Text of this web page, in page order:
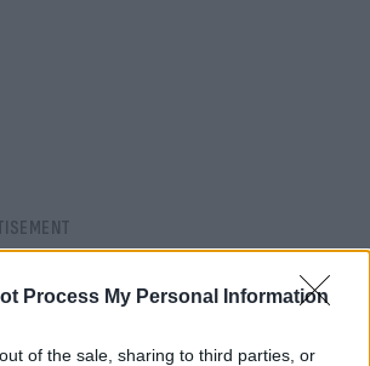
Process My Personal Information
of the sale, sharing to third parties, or